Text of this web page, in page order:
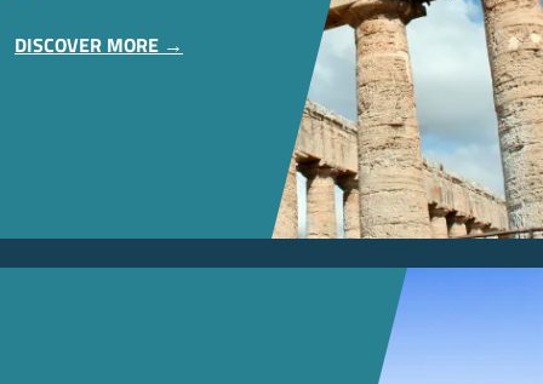
DISCOVER MORE